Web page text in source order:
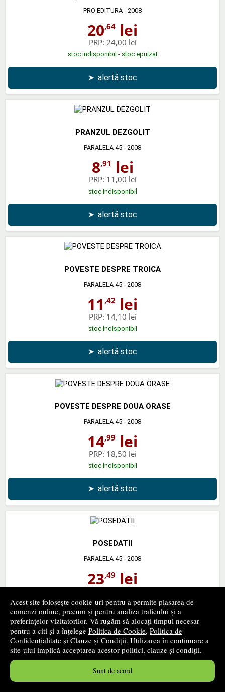
Acest site folosește cookie-uri pentru a permite plasarea de
comenzi online, precum și pentru analiza traficului și a
preferințelor vizitatorilor. Vă rugăm să alocați timpul necesar
pentru a citi și a înțelege Politica de Cookie, Politica de
Confidențialitate și Clauze și Condiții. Utilizarea în continuare a
site-ului implică acceptarea acestor politici, clauze și condiții.
Sunt de acord
PRO EDITURA - 2008
20,64 lei
PRP: 24,00 lei
stoc indisponibil - stoc epuizat
➤ alertă stoc
PRANZUL DEZGOLIT
PARALELA 45 - 2008
8,91 lei
PRP: 11,00 lei
stoc indisponibil
➤ alertă stoc
POVESTE DESPRE TROICA
PARALELA 45 - 2008
11 ,42 lei
PRP: 14,10 lei
stoc indisponibil
➤ alertă stoc
POVESTE DESPRE DOUA ORASE
PARALELA 45 - 2008
14,99 lei
PRP: 18,50 lei
stoc indisponibil
➤ alertă stoc
POSEDATII
PARALELA 45 - 2008
23,49 lei
PRP:29,00 lei
stoc indisponibil
➤ alertă stoc